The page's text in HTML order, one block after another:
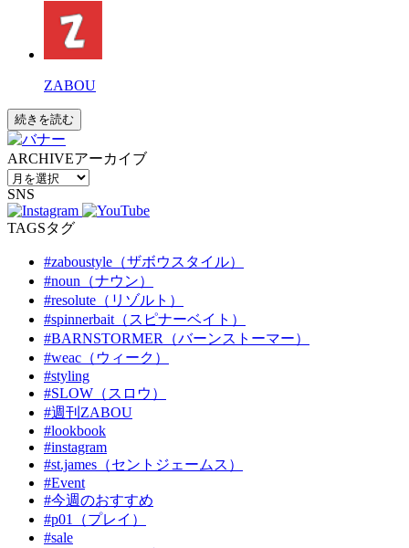
ZABOU
続きを読む
ARCHIVEアーカイブ
SNS
TAGSタグ
#zaboustyle（ザボウスタイル）
#noun（ナウン）
#resolute（リゾルト）
#spinnerbait（スピナーベイト）
#BARNSTORMER（バーンストーマー）
#weac（ウィーク）
#styling
#SLOW（スロウ）
#週刊ZABOU
#lookbook
#instagram
#st.james（セントジェームス）
#Event
#今週のおすすめ
#p01（プレイ）
#sale